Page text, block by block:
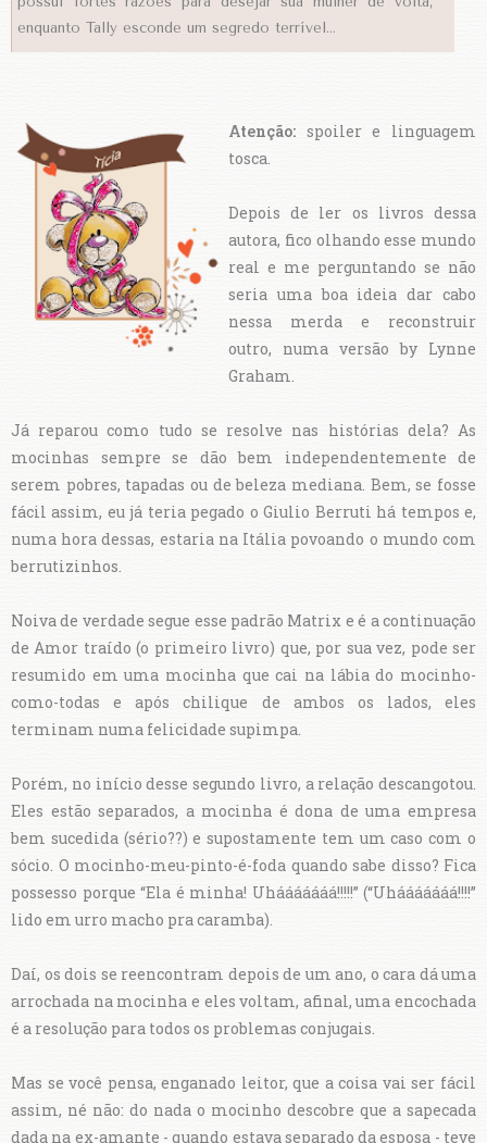
enquanto Tally esconde um segredo terrível…
Atenção: spoiler e linguagem
tosca.
Depois de ler os livros dessa
autora, fico olhando esse mundo
real e me perguntando se não
seria uma boa ideia dar cabo
nessa merda e reconstruir
outro, numa versão by Lynne
Graham.
Já reparou como tudo se resolve nas histórias dela? As
mocinhas sempre se dão bem independentemente de
serem pobres, tapadas ou de beleza mediana. Bem, se fosse
fácil assim, eu já teria pegado o Giulio Berruti há tempos e,
numa hora dessas, estaria na Itália povoando o mundo com
berrutizinhos.
Noiva de verdade segue esse padrão Matrix e é a continuação
de Amor traído (o primeiro livro) que, por sua vez, pode ser
resumido em uma mocinha que cai na lábia do mocinho-
como-todas e após chilique de ambos os lados, eles
terminam numa felicidade supimpa.
Porém, no início desse segundo livro, a relação descangotou.
Eles estão separados, a mocinha é dona de uma empresa
bem sucedida (sério??) e supostamente tem um caso com o
sócio. O mocinho-meu-pinto-é-foda quando sabe disso? Fica
possesso porque “Ela é minha! Uhááááááá!!!!!” (“Uhááááááá!!!!”
lido em urro macho pra caramba).
Daí, os dois se reencontram depois de um ano, o cara dá uma
arrochada na mocinha e eles voltam, afinal, uma encochada
é a resolução para todos os problemas conjugais.
Mas se você pensa, enganado leitor, que a coisa vai ser fácil
assim, né não: do nada o mocinho descobre que a sapecada
dada na ex-amante - quando estava separado da esposa - teve